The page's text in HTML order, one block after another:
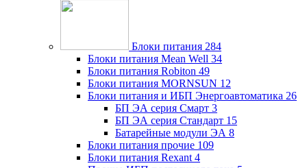
Блоки питания 284
Блоки питания Mean Well 34
Блоки питания Robiton 49
Блоки питания MORNSUN 12
Блоки питания и ИБП Энергоавтоматика 26
БП ЭА серия Смарт 3
БП ЭА серия Стандарт 15
Батарейные модули ЭА 8
Блоки питания прочие 109
Блоки питания Rexant 4